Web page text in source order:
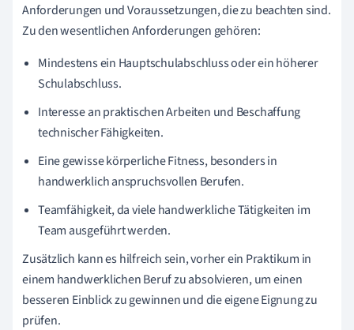
Anforderungen und Voraussetzungen, die zu beachten sind.
Zu den wesentlichen Anforderungen gehören:
Mindestens ein Hauptschulabschluss oder ein höherer
Schulabschluss.
Interesse an praktischen Arbeiten und Beschaffung
technischer Fähigkeiten.
Eine gewisse körperliche Fitness, besonders in
handwerklich anspruchsvollen Berufen.
Teamfähigkeit, da viele handwerkliche Tätigkeiten im
Team ausgeführt werden.
Zusätzlich kann es hilfreich sein, vorher ein Praktikum in
einem handwerklichen Beruf zu absolvieren, um einen
besseren Einblick zu gewinnen und die eigene Eignung zu
prüfen.